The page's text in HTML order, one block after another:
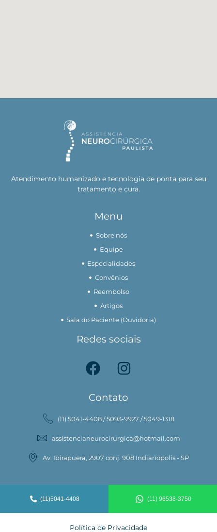
Atendimento humanizado e tecnologia de ponta para seu
tratamento e cura.
Menu
Sobre nós
Equipe
Especialidades
Convênios
Reembolso
Artigos
Sala do Paciente (Ouvidoria)
Redes sociais
Contato
(11) 5041-4408 / 5093-9927 / 5049-1318
assistencianeurocirurgica@hotmail.com
Av. Ibirapuera, 2907 conj. 908 Indianópolis - SP
(11)5041-4408 (11) 96538-3750
Política de Privacidade